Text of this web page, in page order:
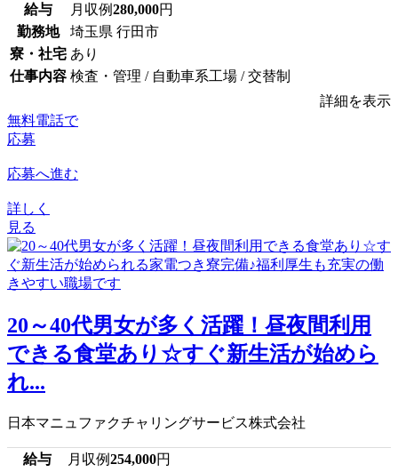
給与 月収例280,000円
勤務地
埼玉県 行田市
寮・社宅 あり
仕事内容 検査・管理 / 自動車系工場 / 交替制
詳細を表示
無料電話で
応募
応募へ進む
詳しく
見る
20～40代男女が多く活躍！昼夜間利用
できる食堂あり☆すぐ新生活が始めら
れ...
日本マニュファクチャリングサービス株式会社
給与 月収例254,000円